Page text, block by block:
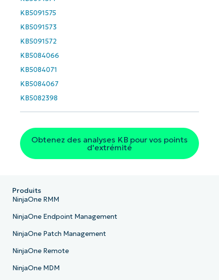
KB5091575
KB5091573
KB5091572
KB5084066
KB5084071
KB5084067
KB5082398
Obtenez des analyses KB pour vos points
d'extrémité
Produits
NinjaOne RMM
NinjaOne Endpoint Management
NinjaOne Patch Management
NinjaOne Remote
NinjaOne MDM